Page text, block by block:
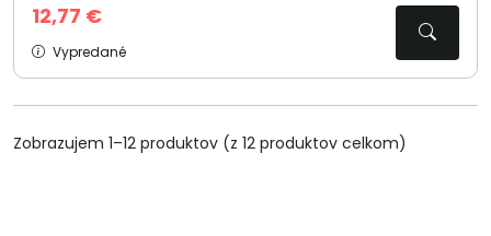
12,77 €
Vypredané
Zobrazujem 1–12 produktov (z 12 produktov celkom)